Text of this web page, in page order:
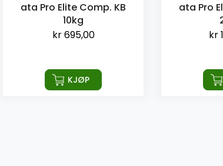
ata Pro Elite Comp. KB
10kg
kr695,00
KJØP
ata Pro
kr